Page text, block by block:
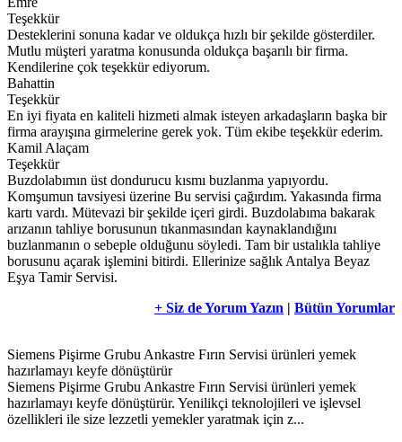
Teşekkür
Desteklerini sonuna kadar ve oldukça hızlı bir şekilde gösterdiler.
Mutlu müşteri yaratma konusunda oldukça başarılı bir firma.
Kendilerine çok teşekkür ediyorum.
Bahattin
Teşekkür
En iyi fiyata en kaliteli hizmeti almak isteyen arkadaşların başka bir
firma arayışına girmelerine gerek yok. Tüm ekibe teşekkür ederim.
Kamil Alaçam
Teşekkür
Buzdolabımın üst dondurucu kısmı buzlanma yapıyordu.
Komşumun tavsiyesi üzerine Bu servisi çağırdım. Yakasında firma
kartı vardı. Mütevazi bir şekilde içeri girdi. Buzdolabıma bakarak
arızanın tahliye borusunun tıkanmasından kaynaklandığını
buzlanmanın o sebeple olduğunu söyledi. Tam bir ustalıkla tahliye
borusunu açarak işlemini bitirdi. Ellerinize sağlık Antalya Beyaz
Eşya Tamir Servisi.
+ Siz de Yorum Yazın | Bütün Yorumlar
Siemens Pişirme Grubu Ankastre Fırın Servisi ürünleri yemek
hazırlamayı keyfe dönüştürür
Siemens Pişirme Grubu Ankastre Fırın Servisi ürünleri yemek
hazırlamayı keyfe dönüştürür. Yenilikçi teknolojileri ve işlevsel
özellikleri ile size lezzetli yemekler yaratmak için z...